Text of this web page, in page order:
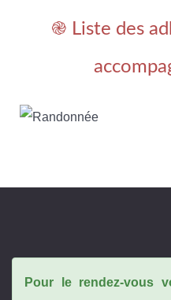
֎ Liste des
Pour le rendez-vous